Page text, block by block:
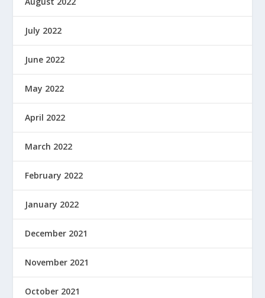
July 2022
June 2022
May 2022
April 2022
March 2022
February 2022
January 2022
December 2021
November 2021
October 2021